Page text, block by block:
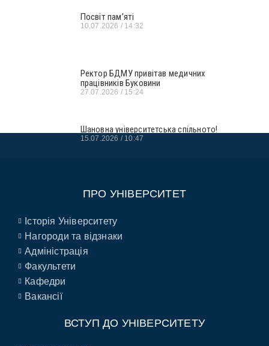
Посвіт пам’яті
10.07.2026 14:32
Ректор БДМУ привітав медичних
працівників Буковини
27.07.2026 15:24
Шановна університетська спільното!
15.07.2026 10:47
ПРО УНІВЕРСИТЕТ
Історія Університету
Нагороди та відзнаки
Адміністрація
Факультети
Кафедри
Вакансії
ВСТУП ДО УНІВЕРСИТЕТУ